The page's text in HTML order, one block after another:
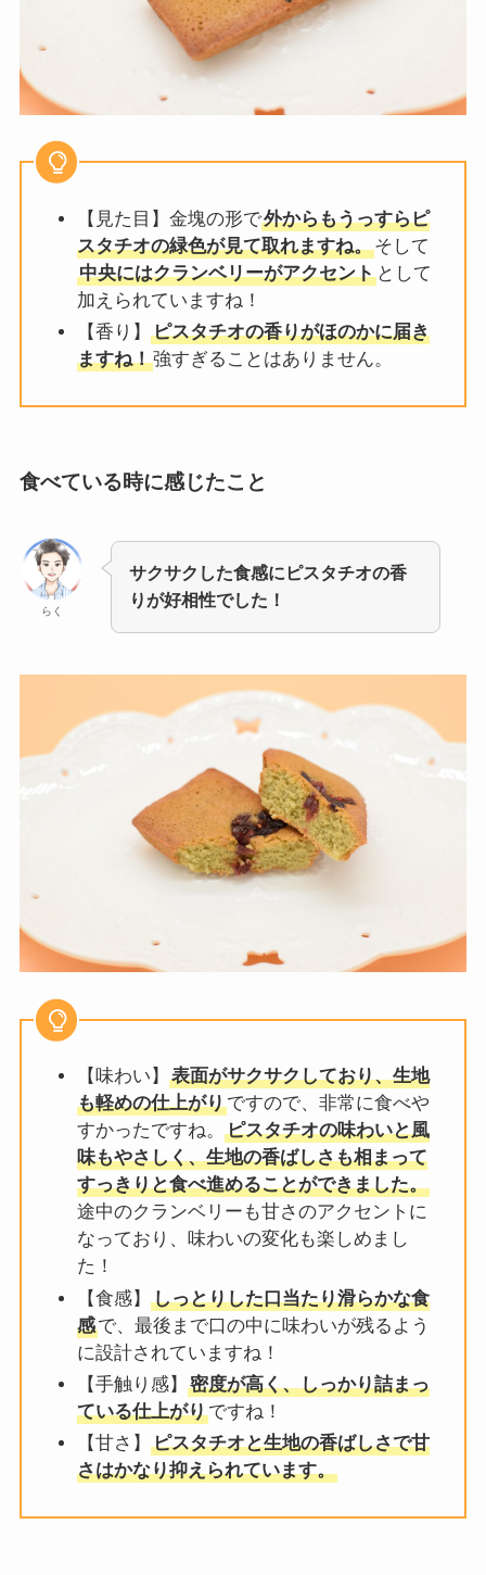
【見た目】金塊の形で外からもうっすらピ
スタチオの緑色が見て取れますね。そして
中央にはクランベリーがアクセントとして
加えられていますね！
【香り】
ピスタチオの香りがほのかに届き
ますね！強すぎることはありません。
食べている時に感じたこと
らく
サクサクした食感にピスタチオの香
りが好相性でした！
【味わい】
表面がサクサクしており、生地
も軽めの仕上がりですので、非常に食べや
すかったですね。
ピスタチオの味わいと風
味もやさしく、生地の香ばしさも相まって
すっきりと食べ進めることができました。
途中のクランベリーも甘さのアクセントに
なっており、味わいの変化も楽しめまし
た！
【食感】
しっとりした口当たり滑らかな食
感で、最後まで口の中に味わいが残るよう
に設計されていますね！
【手触り感】
密度が高く、しっかり詰まっ
ている仕上がりですね！
【甘さ】
ピスタチオと生地の香ばしさで甘
さはかなり抑えられています。